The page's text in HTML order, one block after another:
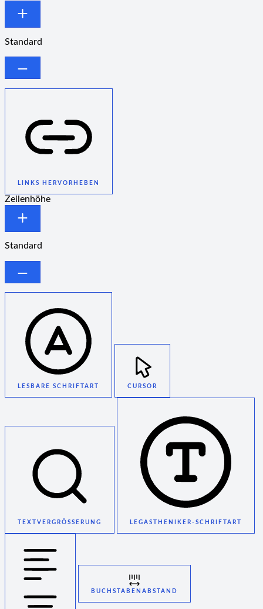
Standard
LINKS HERVORHEBEN
Zeilenhöhe
Standard
LESBARE SCHRIFTART CURSOR
TEXTVERGRÖSSERUNG LEGASTHENIKER-SCHRIFTART
BUCHSTABENABSTAND